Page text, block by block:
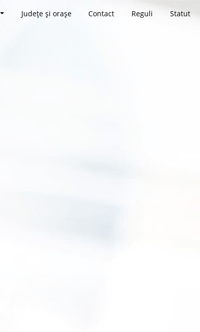
Județe și orașe Contact Reguli Statut